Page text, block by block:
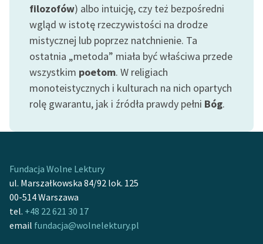
filozofów) albo intuicję, czy też bezpośredni
wgląd w istotę rzeczywistości na drodze
mistycznej lub poprzez natchnienie. Ta
ostatnia „metoda” miała być właściwa przede
wszystkim poetom. W religiach
monoteistycznych i kulturach na nich opartych
rolę gwarantu, jak i źródła prawdy pełni Bóg.
Fundacja Wolne Lektury
ul. Marszałkowska 84/92 lok. 125
00-514 Warszawa
tel. +48 22 621 30 17
email fundacja@wolnelektury.pl